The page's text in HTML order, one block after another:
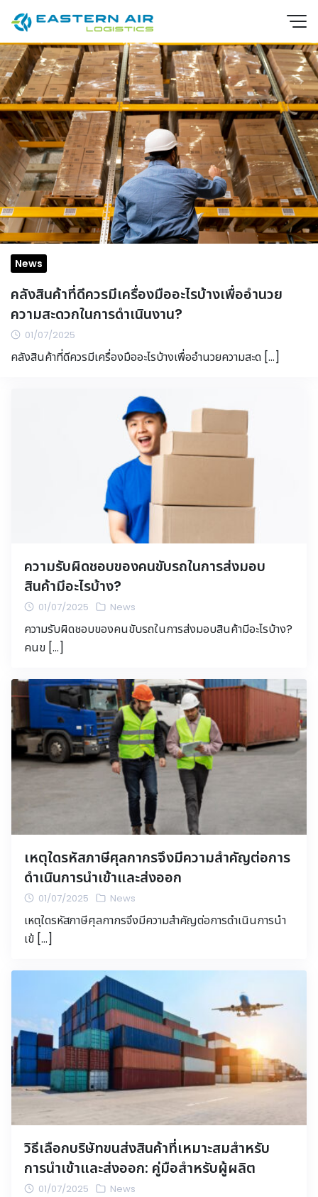
News
คลังสินค้าที่ดีควรมีเครื่องมืออะไรบ้างเพื่ออำนวย
ความสะดวกในการดำเนินงาน?
01/07/2025
คลังสินค้าที่ดีควรมีเครื่องมืออะไรบ้างเพื่ออำนวยความสะด […]
ความรับผิดชอบของคนขับรถในการส่งมอบ
สินค้ามีอะไรบ้าง?
01/07/2025 News
ความรับผิดชอบของคนขับรถในการส่งมอบสินค้ามีอะไรบ้าง?
คนข […]
เหตุใดรหัสภาษีศุลกากรจึงมีความสำคัญต่อการ
ดำเนินการนำเข้าและส่งออก
01/07/2025 News
เหตุใดรหัสภาษีศุลกากรจึงมีความสำคัญต่อการดำเนินการนำ
เข้ […]
วิธีเลือกบริษัทขนส่งสินค้าที่เหมาะสมสำหรับ
การนำเข้าและส่งออก: คู่มือสำหรับผู้ผลิต
01/07/2025 News